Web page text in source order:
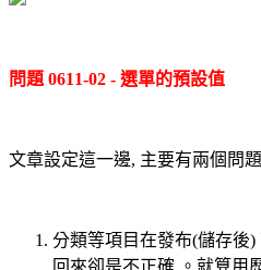
問題 0611-02 - 選單的預設值
文章設定這一邊, 主要有兩個問
分類等項目在發布(儲存後
回來卻是不正確 。就算用